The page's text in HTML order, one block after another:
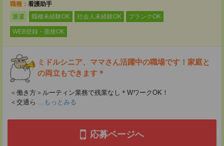
職種： 看護助手
派遣
職種未経験OK 社会人未経験OK ブランクOK
WEB登録・面接OK
ミドルシニア、ママさん活躍中の職場です！家庭と
の両立もできます＊
＜働き方＞ルーティン業務で残業なし＊WワークOK！
＜交通ら ...もっとみる
応募ページへ